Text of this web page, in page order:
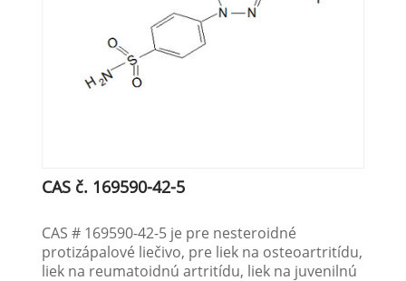
CAS č. 169590-42-5
CAS # 169590-42-5 je pre nesteroidné
protizápalové liečivo, pre liek na osteoartritídu,
liek na reumatoidnú artritídu, liek na juvenilnú